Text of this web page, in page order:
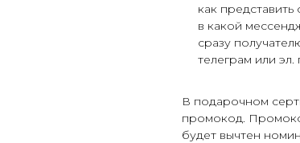
как представить
в какой
сразу
телеграм или эл.
В подарочном
промокод.
будет вычтен